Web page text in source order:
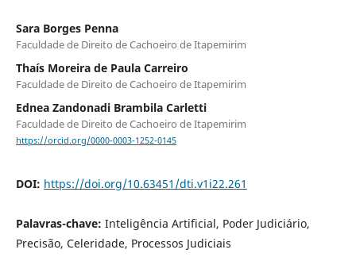
Sara Borges Penna
Faculdade de Direito de Cachoeiro de Itapemirim
Thaís Moreira de Paula Carreiro
Faculdade de Direito de Cachoeiro de Itapemirim
Ednea Zandonadi Brambila Carletti
Faculdade de Direito de Cachoeiro de Itapemirim
https://orcid.org/0000-0003-1252-0145
DOI: https://doi.org/10.63451/dti.v1i22.261
Palavras-chave: Inteligência Artificial, Poder Judiciário,
Precisão, Celeridade, Processos Judiciais